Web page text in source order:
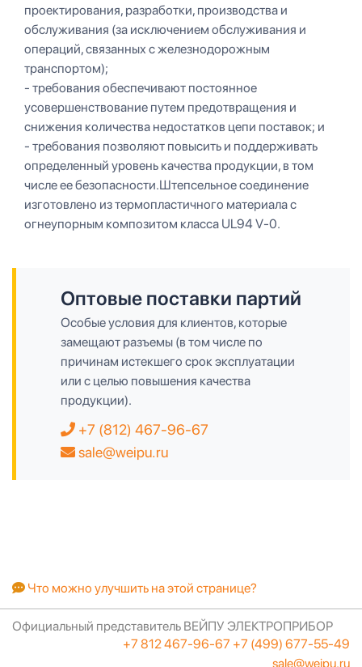
проектирования, разработки, производства и
обслуживания (за исключением обслуживания и
операций, связанных с железнодорожным
транспортом);
- требования обеспечивают постоянное
усовершенствование путем предотвращения и
снижения количества недостатков цепи поставок; и
- требования позволяют повысить и поддерживать
определенный уровень качества продукции, в том
числе ее безопасности.Штепсельное соединение
изготовлено из термопластичного материала с
огнеупорным композитом класса UL94 V-0.
Оптовые поставки партий
Особые условия для клиентов, которые
замещают разъемы (в том числе по
причинам истекшего срок эксплуатации
или с целью повышения качества
продукции).
+7 (812) 467-96-67
sale@weipu.ru
Что можно улучшить на этой странице?
Официальный представитель ВЕЙПУ ЭЛЕКТРОПРИБОР
+7 812 467-96-67 +7 (499) 677-55-49
sale@weipu.ru